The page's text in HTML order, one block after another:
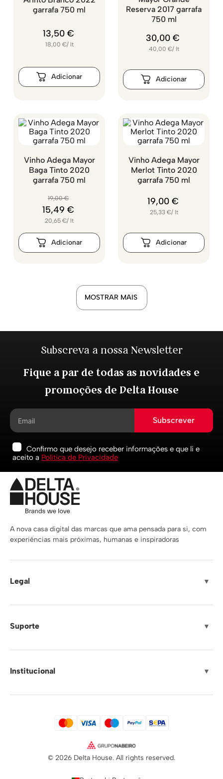
garrafa 750 ml
13,50 €
18,00 €/ lt
Reserva 2017 garrafa
750 ml
30,00 €
40,00 €/ lt
Vinho Adega Mayor
Baga Tinto 2020
garrafa 750 ml
19,00 €
15,49 €
20,65 €/ lt
Vinho Adega Mayor
Merlot Tinto 2020
garrafa 750 ml
19,00 €
25,33 €/ lt
MOSTRAR MAIS
Subscreva a nossa Newsletter
Fique a par de todas as novidades e
promoções de Delta House
Subscrever
Confirmo que desejo receber informações e que li e
aceito a Política de Privacidade
A nova casa digital das marcas que ama pensada para si, com
experiências mais próximas, humanas e inspiradoras
Legal ▼
Suporte ▼
Institucional ▼
© 2026 Delta House. All rights reserved.